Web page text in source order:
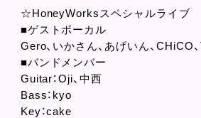
☆HoneyWorksスペシャルライブ
■ゲストボーカル
Gero、いかさん、あげいん、CHiCO
■バンドメンバー
Guitar：Oji、中西
Bass：kyo
Key：cake